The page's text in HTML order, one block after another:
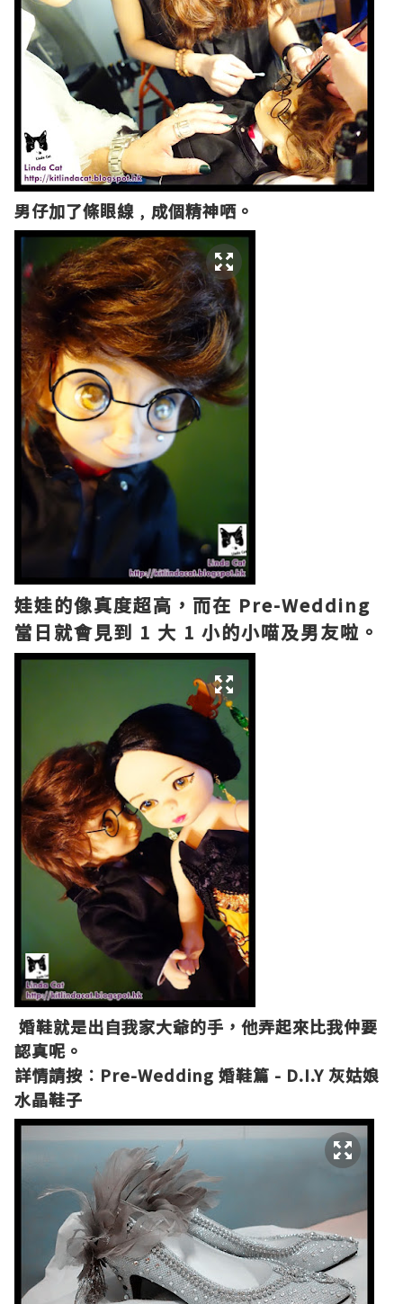
男仔加了條眼線﹐成個精神哂。
娃娃的像真度超高，而在 Pre-Wedding
當日就會見到 1 大 1 小的小喵及男友啦。
婚鞋就是出自我家大爺的手，他弄起來比我仲要
認真呢。
詳情請按︰ Pre-Wedding 婚鞋篇 - D.I.Y 灰姑娘
水晶鞋子